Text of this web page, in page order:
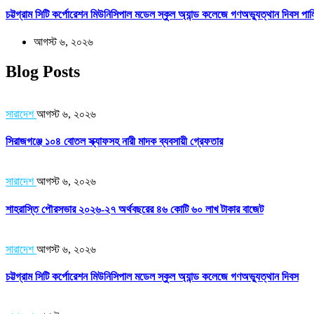
চট্টগ্রাম সিটি কর্পোরেশন মিউনিসিপাল মডেল স্কুল অ্যান্ড কলেজে গণঅভ্যুত্থান দিবস
আগস্ট ৬, ২০২৬
Blog Posts
সারাদেশ আগস্ট ৬, ২০২৬
সিরাজগঞ্জে ১০৪ বোতল স্ক্যাফসহ নারী মাদক ব্যবসায়ী গ্রেফতার
সারাদেশ আগস্ট ৬, ২০২৬
শাহরাস্তি পৌরসভার ২০২৬-২৭ অর্থবছরের ৪৬ কোটি ৬০ লাখ টাকার বাজেট
সারাদেশ আগস্ট ৬, ২০২৬
চট্টগ্রাম সিটি কর্পোরেশন মিউনিসিপাল মডেল স্কুল অ্যান্ড কলেজে গণঅভ্যুত্থান দিবস